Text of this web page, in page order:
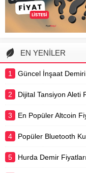
EN YENİLER
1 Güncel İnşaat
2 Dijital Tansiyon Aleti
3 En Popüler Altcoin
4 Popüler Bluetooth
5 Hurda Demir